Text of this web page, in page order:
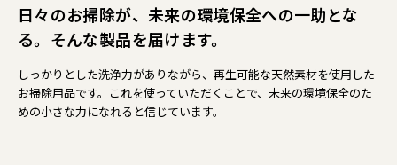
日々のお掃除が、未来の環境保全への一助とな
る。そんな製品を届けます。
しっかりとした洗浄力がありながら、再生可能な天然素材を使用した
お掃除用品です。これを使っていただくことで、未来の環境保全のた
めの小さな力になれると信じています。